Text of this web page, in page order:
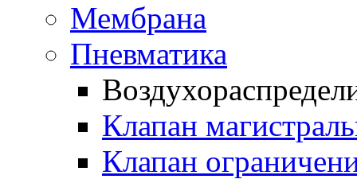
Мембрана
Пневматика
Клапан
Клапан